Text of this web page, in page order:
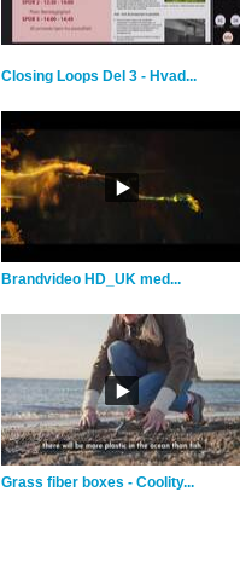
Closing Loops Del 3 - Hvad...
Brandvideo HD_UK med...
Grass fiber boxes - Coolity...